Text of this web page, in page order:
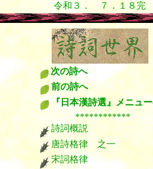
令和３． ７．１８完
次の詩へ
前の詩へ
『日本漢詩選』メニュ
************
詩詞概説
唐詩格律 之一
宋詞格律